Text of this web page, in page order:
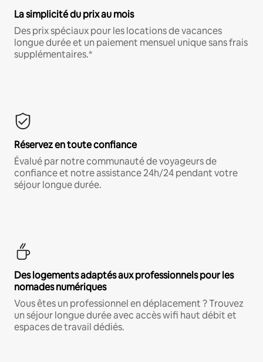
La simplicité du prix au mois
Des prix spéciaux pour les locations de vacances
longue durée et un paiement mensuel unique sans frais
supplémentaires.*
Réservez en toute confiance
Évalué par notre communauté de voyageurs de
confiance et notre assistance 24h/24 pendant votre
séjour longue durée.
Des logements adaptés aux professionnels pour les
nomades numériques
Vous êtes un professionnel en déplacement ? Trouvez
un séjour longue durée avec accès wifi haut débit et
espaces de travail dédiés.